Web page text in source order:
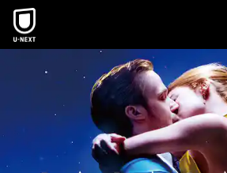
本文へスキップ